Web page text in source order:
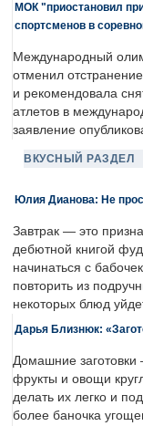
МОК "приостановил
спортсменов в
Международный
отменил
и рекомендовала
атлетов в
заявление
ВКУСНЫЙ РАЗДЕЛ
Юлия Дианова: Не
Завтрак — это
дебютной книгой
начинаться с
повторить из
некоторых блюд
Дарья Близнюк:
Домашние заготовки
фрукты и овощи
делать их легко и
более баночка